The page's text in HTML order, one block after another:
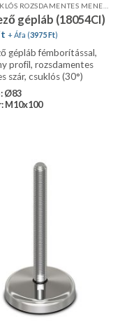
gépláb (18054CI)
+ Áfa (3975Ft)
gépláb fémborítással,
profil, rozsdamentes
szár, csuklós (30°)
Ø83
M10x100